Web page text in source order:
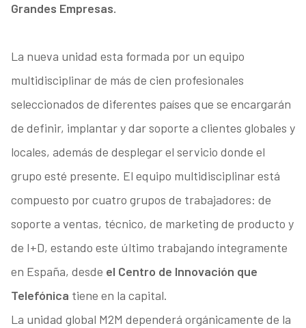
Grandes Empresas.
La nueva unidad esta formada por un equipo
multidisciplinar de más de cien profesionales
seleccionados de diferentes países que se encargarán
de definir, implantar y dar soporte a clientes globales y
locales, además de desplegar el servicio donde el
grupo esté presente. El equipo multidisciplinar está
compuesto por cuatro grupos de trabajadores: de
soporte a ventas, técnico, de marketing de producto y
de I+D, estando este último trabajando íntegramente
en España, desde el Centro de Innovación que
Telefónica tiene en la capital.
La unidad global M2M dependerá orgánicamente de la